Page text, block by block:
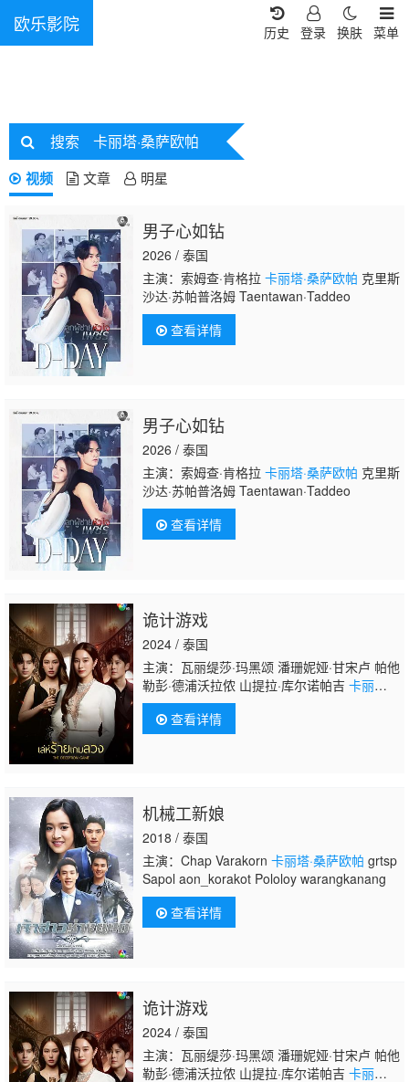
欧乐影院 菜单
换肤
登录
历史
搜索 卡丽塔·桑萨欧帕
视频 文章 明星
男子心如钻
2026 / 泰国
主演：索姆查·肯格拉 卡丽塔·桑萨欧帕 克里斯
沙达·苏帕普洛姆 Taentawan·Taddeo
查看详情
男子心如钻
2026 / 泰国
主演：索姆查·肯格拉 卡丽塔·桑萨欧帕 克里斯
沙达·苏帕普洛姆 Taentawan·Taddeo
查看详情
诡计游戏
2024 / 泰国
主演：瓦丽缇莎·玛黑颂 潘珊妮娅·甘宋卢 帕他
勒彭·德浦沃拉侬 山提拉·库尔诺帕吉 卡丽塔·
桑萨欧帕
查看详情
机械工新娘
2018 / 泰国
主演：Chap Varakorn 卡丽塔·桑萨欧帕 grtsp
Sapol aon_korakot Pololoy warangkanang
查看详情
诡计游戏
2024 / 泰国
主演：瓦丽缇莎·玛黑颂 潘珊妮娅·甘宋卢 帕他
勒彭·德浦沃拉侬 山提拉·库尔诺帕吉 卡丽塔·